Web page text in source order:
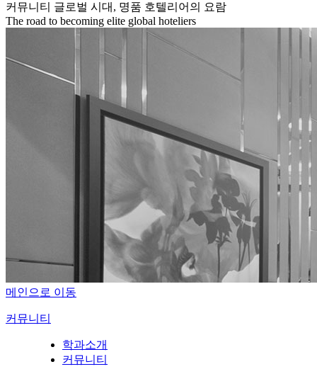
커뮤니티 글로벌 시대, 명품 호텔리어의 요람
The road to becoming elite global hoteliers
메인으로 이동
커뮤니티
학과소개
커뮤니티